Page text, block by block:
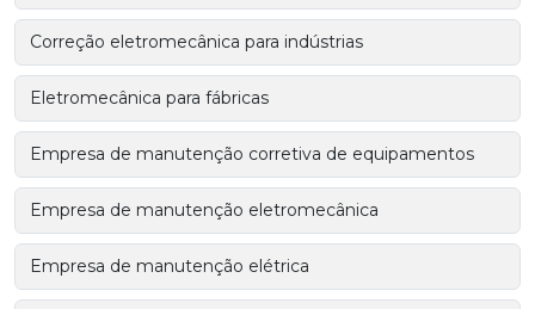
Correção eletromecânica para indústrias
Eletromecânica para fábricas
Empresa de manutenção corretiva de equipamentos
Empresa de manutenção eletromecânica
Empresa de manutenção elétrica